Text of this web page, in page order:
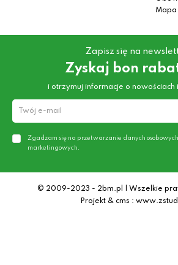
Mapa
Zapisz się na
Zyskaj bon
i otrzymuj informacje o nowościach
Zgadzam się na przetwarzanie danych
marketingowych.
© 2009-2023 - 2bm.pl | Wszelkie
Projekt & cms :